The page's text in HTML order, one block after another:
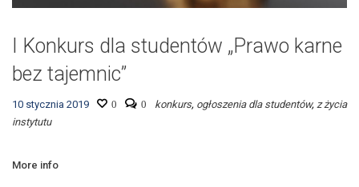
I Konkurs dla studentów „Prawo karne
bez tajemnic”
10 stycznia 2019 0 0 konkurs, ogłoszenia dla studentów, z życia
instytutu
More info